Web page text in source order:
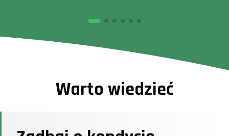
Warto wiedzieć